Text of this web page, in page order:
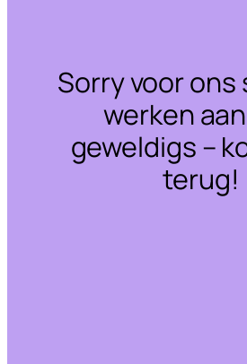
Sorry voor ons
werken
geweldigs –
terug!